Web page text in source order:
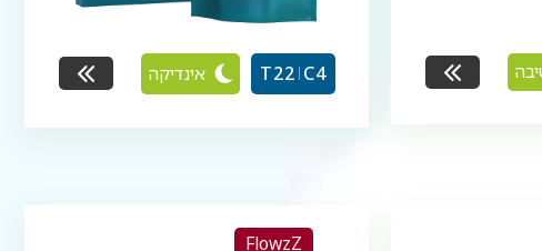
C4
T22 אינדיקה
FlowzZ